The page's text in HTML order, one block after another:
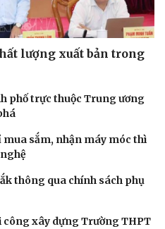
lượng xuất bản trong
phố trực thuộc Trung ương
sắm, nhận máy móc thì
thông qua chính sách phụ
công xây dựng Trường THPT